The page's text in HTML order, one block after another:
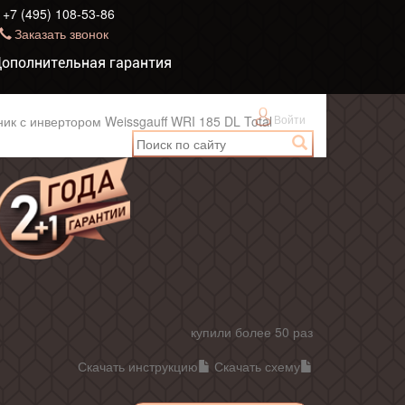
+7 (495) 108-53-86
Заказать звонок
гарантия
Войти
с инвертором Weissgauff WRI 185 DL Total
купили более 50 раз
Скачать инструкцию
Скачать схему